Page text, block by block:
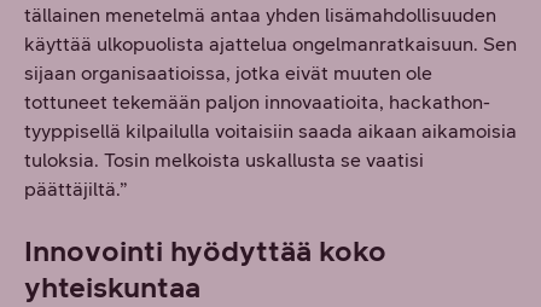
tällainen menetelmä antaa yhden lisämahdollisuuden
käyttää ulkopuolista ajattelua ongelmanratkaisuun. Sen
sijaan organisaatioissa, jotka eivät muuten ole
tottuneet tekemään paljon innovaatioita, hackathon-
tyyppisellä kilpailulla voitaisiin saada aikaan aikamoisia
tuloksia. Tosin melkoista uskallusta se vaatisi
päättäjiltä.”
Innovointi hyödyttää koko
yhteiskuntaa